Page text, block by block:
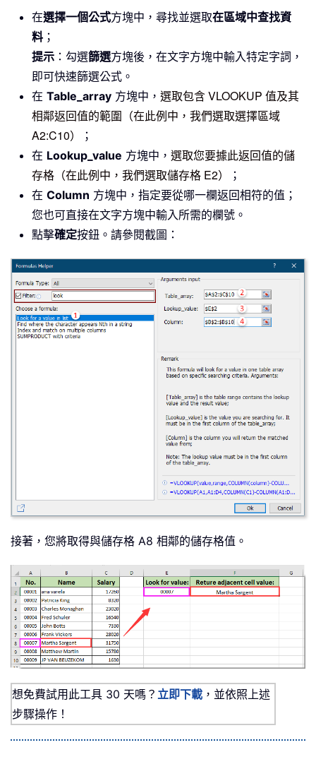
在選擇一個公式方塊中，尋找並選取在區域中查找資
料 ；
提示 ：勾選篩選方塊後，在文字方塊中輸入特定字詞，
即可快速篩選公式。
在 Table_array 方塊中， 選取包含 VLOOKUP 值及其
相鄰返回值的範圍（在此例中，我們選取選擇區域
A2:C10）
；
在 Lookup_value 方塊中， 選取您要據此返回值的儲
存格（在此例中，我們選取儲存格 E2）
；
在 Column 方塊中，指定要從哪一欄返回相符的值；
您也可直接在文字方塊中輸入所需的欄號。
點擊確定按鈕。請參閱截圖：
接著，您將取得與儲存格 A8 相鄰的儲存格值。
想免費試用此工具 30 天嗎？ 立即下載 ，並依照上述
步驟操作！